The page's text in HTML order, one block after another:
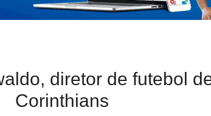
diretor de futebol
Corinthians